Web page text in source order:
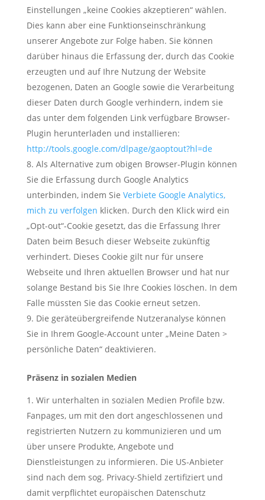
Einstellungen „keine Cookies akzeptieren“ wählen.
Dies kann aber eine Funktionseinschränkung
unserer Angebote zur Folge haben. Sie können
darüber hinaus die Erfassung der, durch das Cookie
erzeugten und auf Ihre Nutzung der Website
bezogenen, Daten an Google sowie die Verarbeitung
dieser Daten durch Google verhindern, indem sie
das unter dem folgenden Link verfügbare Browser-
Plugin herunterladen und installieren:
http://tools.google.com/dlpage/gaoptout?hl=de
Als Alternative zum obigen Browser-Plugin können
Sie die Erfassung durch Google Analytics
unterbinden, indem Sie Verbiete Google Analytics,
mich zu verfolgen klicken. Durch den Klick wird ein
„Opt-out“-Cookie gesetzt, das die Erfassung Ihrer
Daten beim Besuch dieser Webseite zukünftig
verhindert. Dieses Cookie gilt nur für unsere
Webseite und Ihren aktuellen Browser und hat nur
solange Bestand bis Sie Ihre Cookies löschen. In dem
Falle müssten Sie das Cookie erneut setzen.
Die geräteübergreifende Nutzeranalyse können
Sie in Ihrem Google-Account unter „Meine Daten >
persönliche Daten“ deaktivieren.
Präsenz in sozialen Medien
Wir unterhalten in sozialen Medien Profile bzw.
Fanpages, um mit den dort angeschlossenen und
registrierten Nutzern zu kommunizieren und um
über unsere Produkte, Angebote und
Dienstleistungen zu informieren. Die US-Anbieter
sind nach dem sog. Privacy-Shield zertifiziert und
damit verpflichtet europäischen Datenschutz